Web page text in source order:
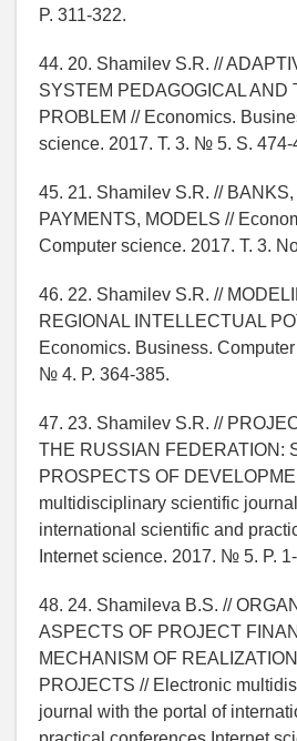
P. 311-322.
44. 20. Shamilev S.R. //
SYSTEM PEDAGOGICAL AND
PROBLEM // Economics.
science. 2017. T. 3. № 5. S. 474-
45. 21. Shamilev S.R. //
PAYMENTS, MODELS //
Computer science. 2017. T. 3.
46. 22. Shamilev S.R. //
REGIONAL INTELLECTUAL
Economics. Business.
№ 4. P. 364-385.
47. 23. Shamilev S.R. //
THE RUSSIAN FEDERATION:
PROSPECTS OF
multidisciplinary scientific
international scientific and
Internet science. 2017. № 5. P.
48. 24. Shamileva B.S. //
ASPECTS OF PROJECT
MECHANISM OF
PROJECTS // Electronic
journal with the portal of